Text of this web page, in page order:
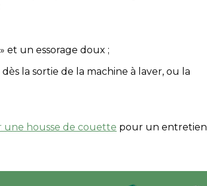
et un essorage doux ;
la sortie de la machine à laver, ou la
une housse de couette pour un entretien